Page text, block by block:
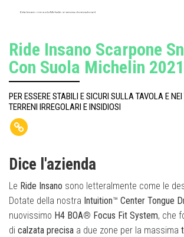
Ride Insano, con suola Michelin, scarpone da snowboard
Ride Insano Scarpone
Con Suola Michelin
PER ESSERE STABILI E SICURI SULLA TAVOLA E
TERRENI IRREGOLARI E INSIDIOSI
Dice l'azienda
Le Ride Insano sono letteralmente come le
Dotate della nostra Intuition™ Center Tongue
nuovissimo H4 BOA® Focus Fit System, che
di calzata precisa a due zone per la massima